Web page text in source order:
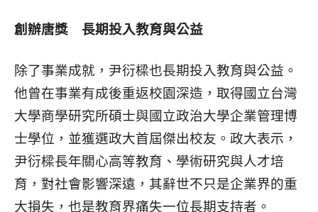
創辦唐獎 長期投入教育與公益
除了事業成就，尹衍樑也長期投入教育與公益。
他曾在事業有成後重返校園深造，取得國立台灣
大學商學研究所碩士與國立政治大學企業管理博
士學位，並獲選政大首屆傑出校友。政大表示，
尹衍樑長年關心高等教育、學術研究與人才培
育，對社會影響深遠，其辭世不只是企業界的重
大損失，也是教育界痛失一位長期支持者。